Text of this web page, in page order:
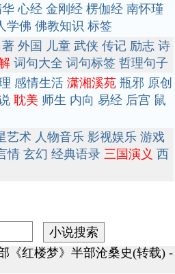
心经 金刚经 楞伽经 南怀瑾
学佛 佛教知识 标签
外国 儿童 武侠 传记 励志 诗
词句大全 词句标签 哲理句子
感情生活 潇湘溪苑 瓶邪 原创
耽美 师生 内向 易经 后宫 鼠
艺术 人物音乐 影视娱乐 游戏
情 玄幻 经典语录 三国演义 西
《红楼梦》半部沧桑史(转载) -